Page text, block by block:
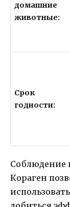
домашние
животные:
Срок
годности:
Соблюдение
Кораген